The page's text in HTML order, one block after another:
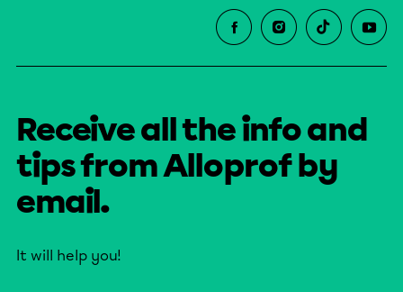
Receive all the info and
tips from Alloprof by
email.
It will help you!